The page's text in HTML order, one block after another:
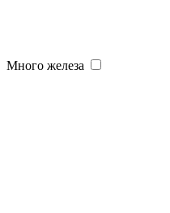
Много железа